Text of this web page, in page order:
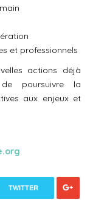
et professionnels
actions déjà
poursuivre la
aux enjeux et
TWITTER